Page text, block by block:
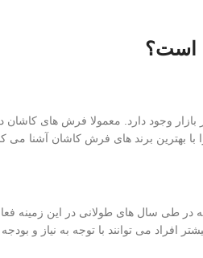
است؟
وجود دارد. معمولا فرش های
بهترین برند های فرش کاشان آشنا می
در طی سال های طولانی در این زمینه
افراد می توانند با توجه به نیاز و